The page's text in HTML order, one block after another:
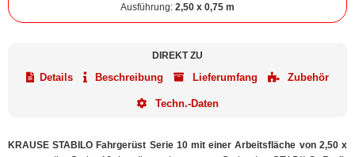
Ausführung: 2,50 x 0,75 m
DIREKT ZU
Details Beschreibung Lieferumfang Zubehör
Techn.-Daten
KRAUSE STABILO Fahrgerüst Serie 10 mit einer Arbeitsfläche von 2,50 x